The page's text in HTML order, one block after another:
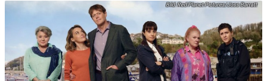
Red Planet Pictures/Joss Barratt